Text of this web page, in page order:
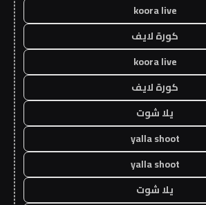
koora live
كورة لايف
koora live
كورة لايف
يلا شوت
yalla shoot
yalla shoot
يلا شوت